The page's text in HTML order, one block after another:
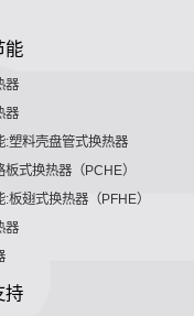
能
器
器
:塑料壳盘管式换热器
板式换热器（PCHE）
:板翅式换热器（PFHE）
器
持